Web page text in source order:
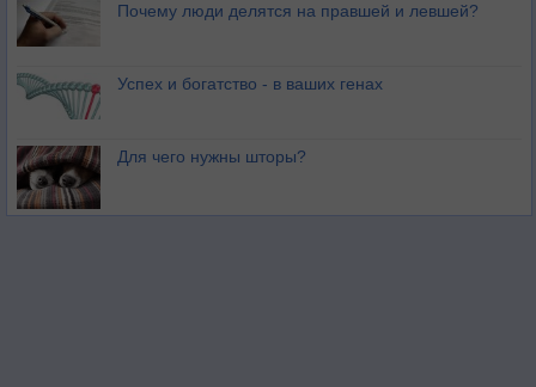
Почему люди делятся на правшей и левшей?
Успех и богатство - в ваших генах
Для чего нужны шторы?